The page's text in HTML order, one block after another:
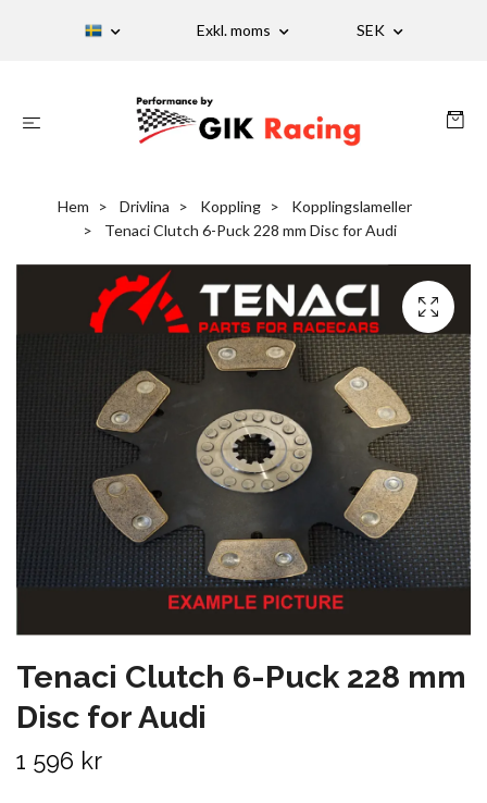
Exkl. moms SEK
Hem Drivlina Koppling
Kopplingslameller
Tenaci Clutch 6-Puck 228 mm Disc for Audi
Tenaci Clutch 6-Puck 228 mm
Disc for Audi
1 596 kr